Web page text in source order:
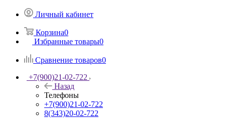
Личный кабинет
Корзина0
Избранные товары0
Сравнение товаров0
+7(900)21-02-722
Назад
Телефоны
+7(900)21-02-722
8(343)20-02-722